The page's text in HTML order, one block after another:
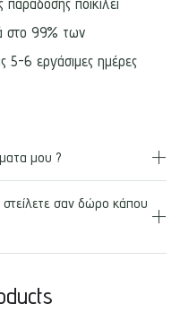
στο 99% των
5-6 εργάσιμες ημέρες
μου ?
σαν δώρο κάπου